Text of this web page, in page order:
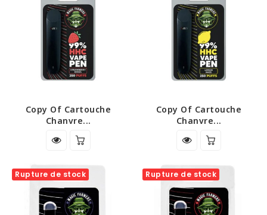
Copy Of Cartouche
Chanvre...
Copy Of Cartouche
Chanvre...
Rupture de stock Rupture de stock